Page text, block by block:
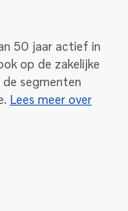
50 jaar actief in
op de zakelijke
segmenten
Lees meer over